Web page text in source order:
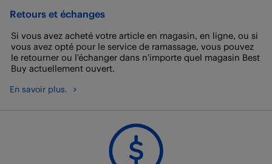
Retours et échanges
Si vous avez acheté votre article en magasin, en ligne, ou si
vous avez opté pour le service de ramassage, vous pouvez
le retourner ou l'échanger dans n'importe quel magasin Best
Buy actuellement ouvert.
En savoir plus.